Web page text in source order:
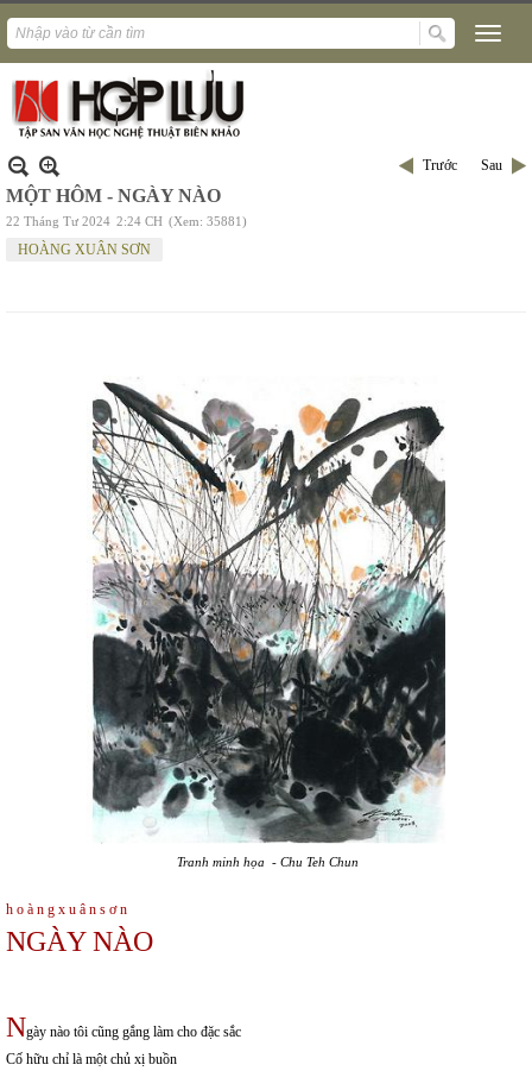
Trước Sau
MỘT HÔM - NGÀY NÀO
22 Tháng Tư 2024 2:24 CH (Xem: 35881)
HOÀNG XUÂN SƠN
Tranh minh họa - Chu Teh Chun
h o à n g x u â n s ơ n
NGÀY NÀO
Ngày nào tôi cũng gắng làm cho đặc sắc
Cố hữu chỉ là một chủ xị buồn